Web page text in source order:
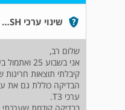
שינוי ערכי TSH בהריון
שלום רב,
אני בשבוע
ערכי T3.